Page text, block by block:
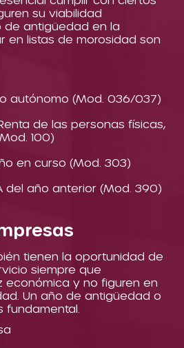
su viabilidad
de antigüedad en la
en listas de morosidad son
autónomo (Mod. 036/037)
de las personas físicas,
100)
en curso (Mod. 303)
del año anterior (Mod. 390)
tienen la oportunidad de
siempre que
económica y no figuren en
Un año de antigüedad o
fundamental.